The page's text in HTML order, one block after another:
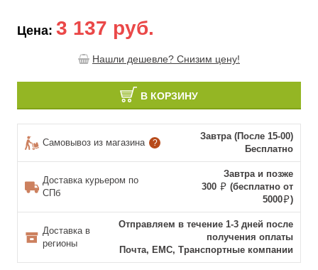
Цена: 3 137 руб.
Нашли дешевле? Снизим цену!
В КОРЗИНУ
Самовывоз из магазина ?
Завтра (После 15-00)
Бесплатно
Доставка курьером по
СПб
Завтра и позже
300
(бесплатно от
5000
)
Доставка в
регионы
Отправляем в течение 1-3 дней после
получения оплаты
Почта, ЕМС, Транспортные компании